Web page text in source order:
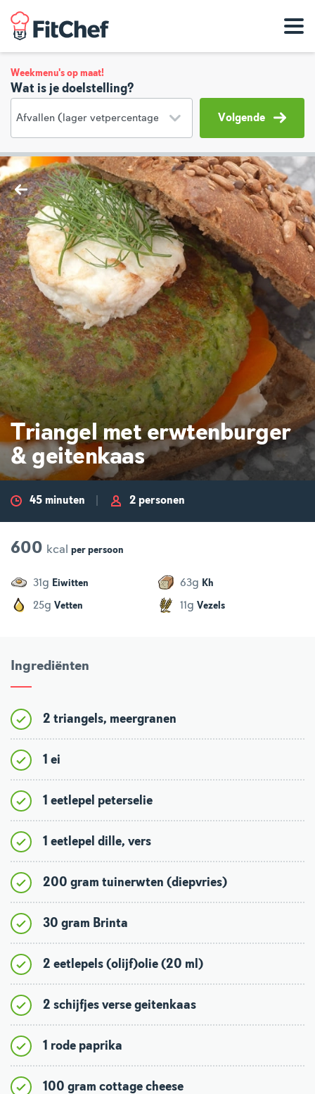
Weekmenu's op maat!
Wat is je doelstelling?
Volgende
Triangel met erwtenburger
& geitenkaas
45 minuten 2 personen
600 kcal per persoon
31g Eiwitten 63g Kh
25g Vetten 11g Vezels
Ingrediënten
2 triangels, meergranen
1 ei
1 eetlepel peterselie
1 eetlepel dille, vers
200 gram tuinerwten (diepvries)
30 gram Brinta
2 eetlepels (olijf)olie (20 ml)
2 schijfjes verse geitenkaas
1 rode paprika
100 gram cottage cheese